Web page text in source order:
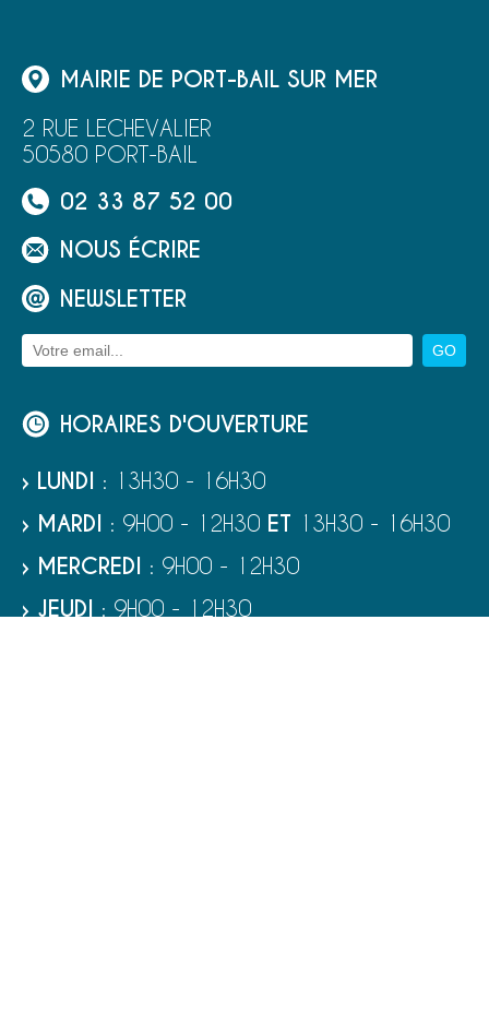
MAIRIE DE PORT-BAIL SUR MER
2 RUE LECHEVALIER
50580 PORT-BAIL
02 33 87 52 00
NOUS ÉCRIRE
NEWSLETTER
HORAIRES D'OUVERTURE
› LUNDI : 13H30 - 16H30
› MARDI : 9H00 - 12H30 ET 13H30 - 16H30
› MERCREDI : 9H00 - 12H30
› JEUDI : 9H00 - 12H30